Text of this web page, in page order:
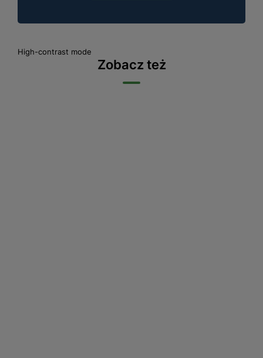
High-contrast mode
Zobacz też